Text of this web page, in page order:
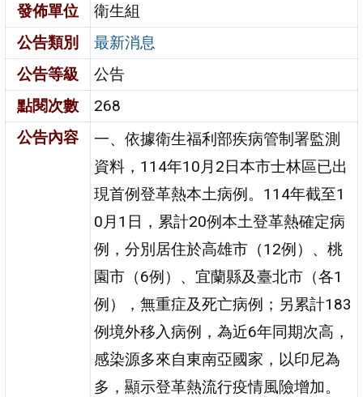
發佈單位
衛生組
公告類別
最新消息
公告等級
公告
點閱次數
268
公告內容
一、依據衛生福利部疾病管制署監測
資料，114年10月2日本市士林區已出
現首例登革熱本土病例。114年截至1
0月1日，累計20例本土登革熱確定病
例，分別居住於高雄市（12例）、桃
園市（6例）、宜蘭縣及臺北市（各1
例），無重症及死亡病例；另累計183
例境外移入病例，為近6年同期次高，
感染源多來自東南亞國家，以印尼為
多，顯示登革熱流行疫情風險增加。